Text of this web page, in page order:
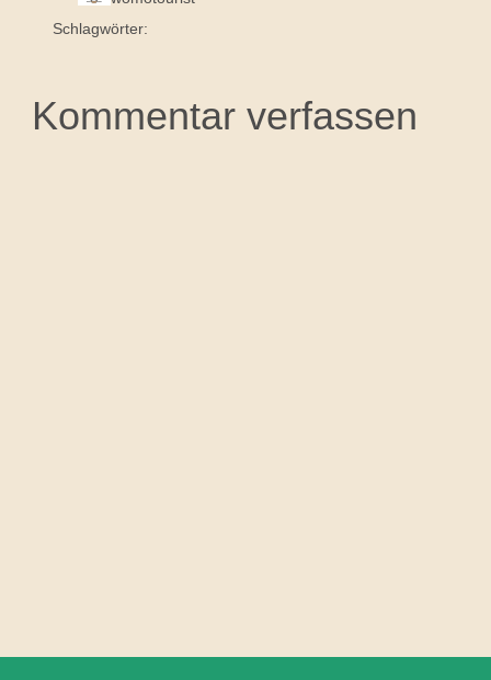
Schlagwörter:
Kommentar verfassen